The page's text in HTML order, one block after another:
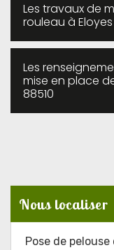
Les travaux de
rouleau à
Les
mise en place
88510
Nous localiser
Pose de